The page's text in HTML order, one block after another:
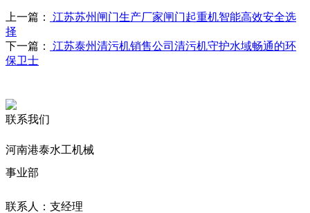
上一篇：
江苏苏州闸门生产厂家闸门起重机智能高效安全选
择
下一篇：
江苏泰州清污机销售公司清污机守护水域畅通的环
保卫士
联系我们
河南港泰水工机械
事业部
联系人：支经理